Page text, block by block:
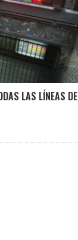
LAS LÍNEAS DE